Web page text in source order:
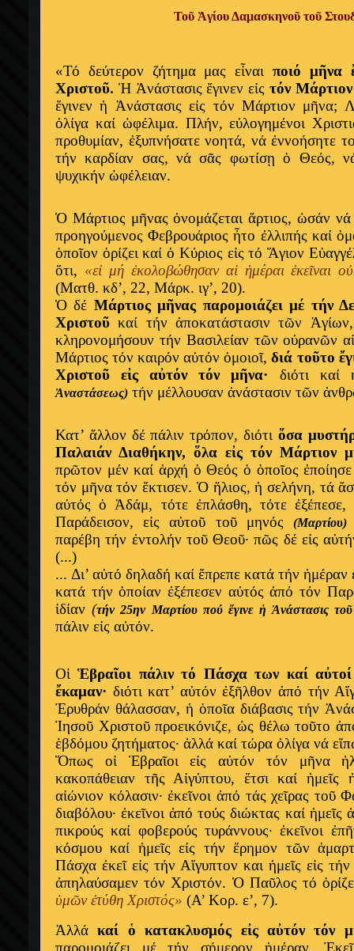
Τοῦ Ἁγίου Δαμασκηνοῦ τοῦ
«Τό δεύτερον ζήτημα μας εἶναι ποιό μῆνα
Χριστοῦ. Ἡ Ἀνάστασις ἔγινεν εἰςτόν
ἔγινεν ἡ Ἀνάστασις εἰς τόν Μάρτιον μῆνα;
ὀλίγα καί ὠφέλιμα. Πλήν, εὐλογημένοι
προθυμίαν, ἐξυπνήσατε νοητά, νά ἐννοήσητε
τήν καρδίαν σας, νά σᾶς φωτίσῃ ὁ Θεός,
ψυχικήν ὠφέλειαν.
Ὁ Μάρτιος μῆνας ὀνομάζεται ἄρτιος, ὡσάν νά
προηγούμενος Φεβρουάριος ἦτο ἐλλιπής καί
ὁποῖον ὁρίζει καί ὁ Κύριος εἰς τό Ἅγιον
ὅτι, «εἰ μή ἐκολοβώθησαν αἱ ἡμέραι ἐκεῖναι
(Ματθ. κδ’, 22, Μάρκ. ιγ’, 20).
Ὁ δέ Μάρτιος μῆνας παρομοιάζει μέ τήν
Χριστοῦ καί τήν ἀποκατάστασιν τῶν
κληρονομήσουν τήν Βασιλείαν τῶν οὐρανῶν
Μάρτιος τόν καιρόν αὐτόν ὁμοιοῖ, διά τοῦτο
Χριστοῦ εἰς αὐτόν τόν μῆνα· διότι
Ἀναστάσεως) τήν μέλλουσαν ἀνάστασιν τῶν
Κατ’ ἄλλον δέ πάλιν τρόπον, διότι ὅσα
Παλαιάν Διαθήκην, ὅλα εἰς τόν Μάρτιον
πρῶτον μέν καί ἀρχή ὁ Θεός ὁ ὁποῖος
τόν μῆνα τόν ἔκτισεν. Ὁ ἥλιος, ἡ σελήνη, τά
αὐτός ὁ Ἀδάμ, τότε ἐπλάσθη, τότε ἐξέπεσε,
Παράδεισον, εἰς αὐτοῦ τοῦ μηνός(Μαρτίου)
παρέβη τήν ἐντολήν τοῦ Θεοῦ· πῶς δέ εἰς
(...)
... Δι’ αὐτό δηλαδή καί ἔπρεπε κατά τήν ἡμέραν
κατά τήν ὁποίαν ἐξέπεσεν αὐτός ἀπό τόν
ἰδίαν(τήν 25ην Μαρτίου πού ἔγινε ἡ Ἀνάστασις
πάλιν εἰς αὐτόν.
ΟἱἙβραῖοι πάλιν τό Πάσχα των καί
ἔκαμαν· διότι κατ’ αὐτόν ἐξῆλθον ἀπό τήν
Ἐρυθράν θάλασσαν, ἡ ὁποῖα διάβασις τήν
Ἰησοῦ Χριστοῦ προεικόνιζε, ὡς θέλω τοῦτο
ἑβδόμου ζητήματος· ἀλλά καί τώρα ὀλίγα νά
Ὅπως οἱ Ἑβραῖοι εἰς αὐτόν τόν μῆνα
κακοπάθειαν τῆς Αἰγύπτου, ἔτσι καί ἡμεῖς
αἰώνιον κόλασιν· ἐκεῖνοι ἀπό τάς χεῖρας τοῦ
διαβόλου· ἐκεῖνοι ἀπό τούς διώκτας καί ἡμεῖς
πικρούς καί φοβερούς τυράννους· ἐκεῖνοι
κόσμου καί ἡμεῖς εἰς τήν ἔρημον τῶν
Πάσχα ἐκεῖ εἰς τήν Αἴγυπτον και ἡμεῖς εἰς
ἀπηλαύσαμεν τόν Χριστόν. Ὁ Παῦλος τό
ὑμῶν ἐτύθη Χριστός» (Α’ Κορ. ε’, 7).
Ἀλλάκαί ὁ κατακλυσμός εἰς αὐτόν τόν
παρομοιάζει μέ τήν σήμερον ἡμέραν.